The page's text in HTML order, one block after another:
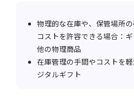
物理的な在庫や、保管場所
コストを許容できる場合：
他の物理商品
在庫管理の手間やコストを
ジタルギフト